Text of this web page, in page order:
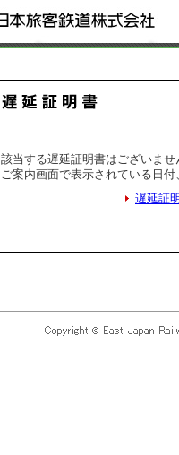
該当する遅延証明書はございませ
ご案内画面で表示されている日
遅延証